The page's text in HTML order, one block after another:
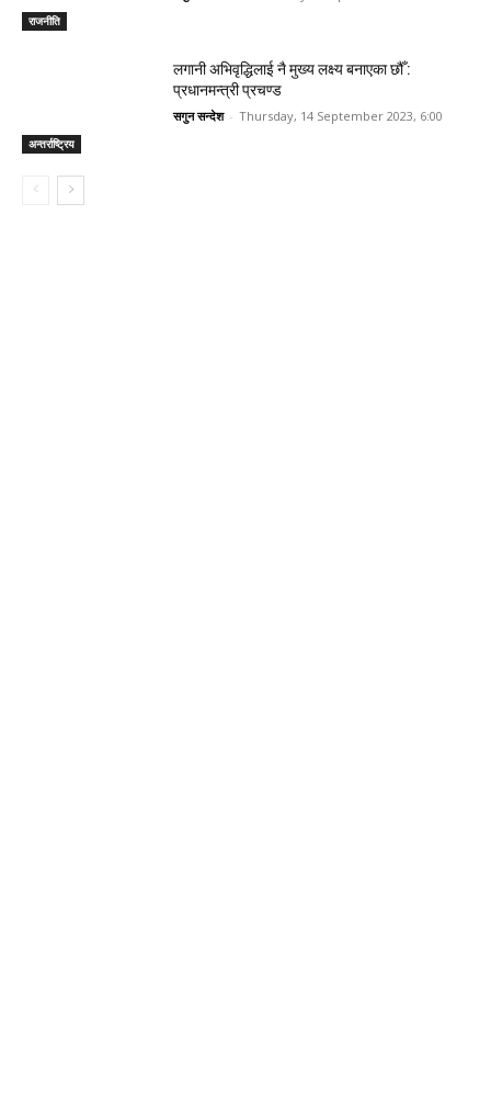
राजनीति
अन्तर्राष्ट्रिय
लगानी अभिवृद्धिलाई नै मुख्य लक्ष्य बनाएका छौँ :
प्रधानमन्त्री प्रचण्ड
सगुन सन्देश - Thursday, 14 September 2023, 6:00